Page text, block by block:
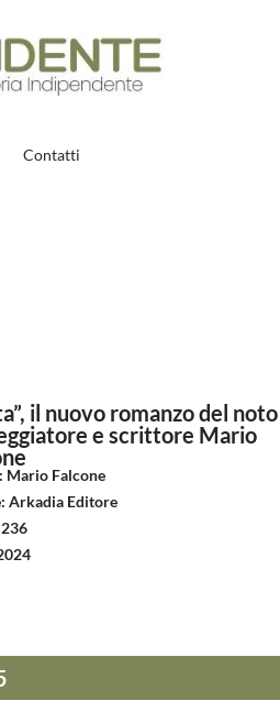
Contatti
il nuovo romanzo del noto
e scrittore Mario
Mario Falcone
: Arkadia Editore
236